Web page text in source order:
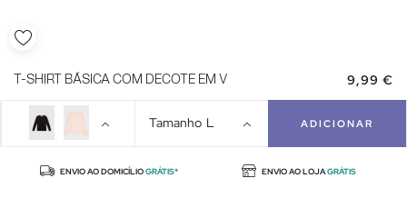
T-SHIRT BÁSICA COM DECOTE EM V 9,99 €
Tamanho L ADICIONAR
ENVIO AO DOMICÍLIOGRÁTIS* ENVIO AO LOJAGRÁTIS